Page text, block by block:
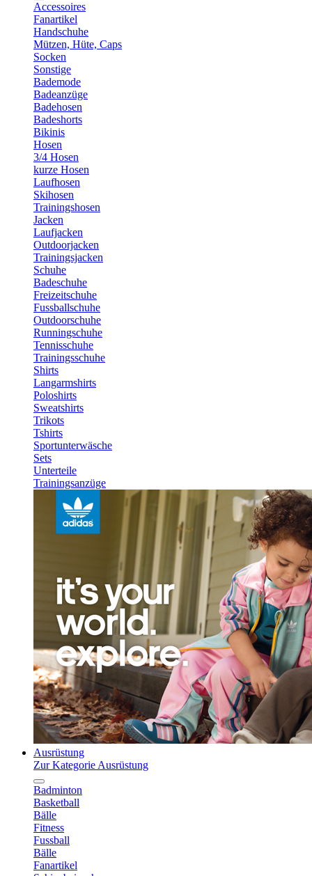
Accessoires
Fanartikel
Handschuhe
Mützen, Hüte, Caps
Socken
Sonstige
Bademode
Badeanzüge
Badehosen
Badeshorts
Bikinis
Hosen
3/4 Hosen
kurze Hosen
Laufhosen
Skihosen
Trainingshosen
Jacken
Laufjacken
Outdoorjacken
Trainingsjacken
Schuhe
Badeschuhe
Freizeitschuhe
Fussballschuhe
Outdoorschuhe
Runningschuhe
Tennisschuhe
Trainingsschuhe
Shirts
Langarmshirts
Poloshirts
Sweatshirts
Trikots
Tshirts
Sportunterwäsche
Sets
Unterteile
Trainingsanzüge
Ausrüstung
Zur Kategorie Ausrüstung
Badminton
Basketball
Bälle
Fitness
Fussball
Bälle
Fanartikel